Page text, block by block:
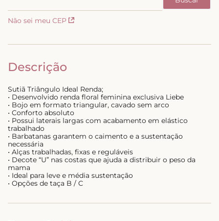
Não sei meu CEP
Descrição
Sutiã Triângulo Ideal Renda;
• Desenvolvido renda floral feminina exclusiva Liebe
• Bojo em formato triangular, cavado sem arco
• Conforto absoluto
• Possui laterais largas com acabamento em elástico
trabalhado
• Barbatanas garantem o caimento e a sustentação
necessária
• Alças trabalhadas, fixas e reguláveis
• Decote “U” nas costas que ajuda a distribuir o peso da
mama
• Ideal para leve e média sustentação
• Opções de taça B / C